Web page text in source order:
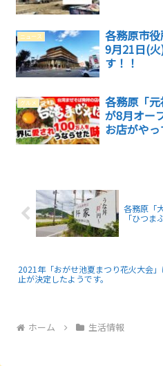
ニュース
各務原市
9月21日(
す！！
グルメ
各務原「元
が8月オー
お店がやっ
各務原「
「ひつま
2021年「おがせ池夏まつり花火大会
止が決定したようです。
ホーム 生活情報